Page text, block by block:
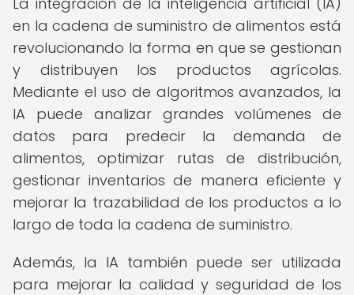
en la cadena de suministro de alimentos está
revolucionando la forma en que se gestionan
y distribuyen los productos agrícolas.
Mediante el uso de algoritmos avanzados, la
IA puede analizar grandes volúmenes de
datos para predecir la demanda de
alimentos, optimizar rutas de distribución,
gestionar inventarios de manera eficiente y
mejorar la trazabilidad de los productos a lo
largo de toda la cadena de suministro.
Además, la IA también puede ser utilizada
para mejorar la calidad y seguridad de los